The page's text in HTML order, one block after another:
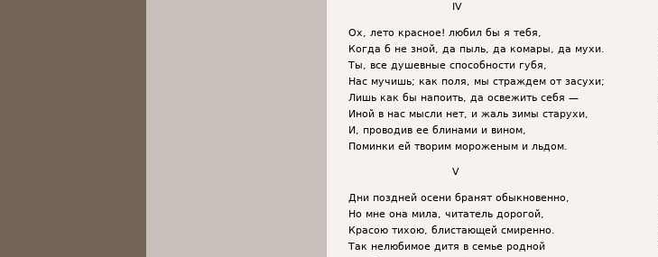
IV
Ох, лето красное! любил бы я тебя,
Когда б не зной, да пыль, да комары, да мухи.
Ты, все душевные способности губя,
Нас мучишь; как поля, мы страждем от засухи;
Лишь как бы напоить, да освежить себя —
Иной в нас мысли нет, и жаль зимы старухи,
И, проводив ее блинами и вином,
Поминки ей творим мороженым и льдом.
V
Дни поздней осени бранят обыкновенно,
Но мне она мила, читатель дорогой,
Красою тихою, блистающей смиренно.
Так нелюбимое дитя в семье родной